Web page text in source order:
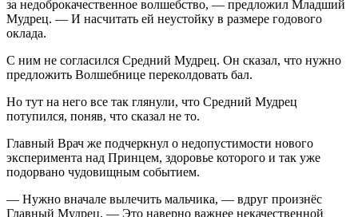
за недоброкачественное волшебство, — предложил Младший
Мудрец. — И насчитать ей неустойку в размере годового
оклада.
С ним не согласился Средний Мудрец. Он сказал, что нужно
предложить Волшебнице переколдовать бал.
Но тут на него все так глянули, что Средний Мудрец
потупился, поняв, что сказал не то.
Главный Врач же подчеркнул о недопустимости нового
эксперимента над Принцем, здоровье которого и так уже
подорвано чудовищным событием.
— Нужно вначале вылечить мальчика, — вдруг произнёс
Главный Мудрец. — Это наверно важнее некачественной